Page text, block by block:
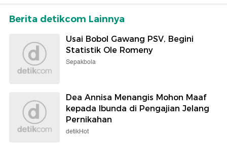
Berita detikcom Lainnya
Usai Bobol Gawang PSV, Begini
Statistik Ole Romeny
Sepakbola
Dea Annisa Menangis Mohon Maaf
kepada Ibunda di Pengajian Jelang
Pernikahan
detikHot